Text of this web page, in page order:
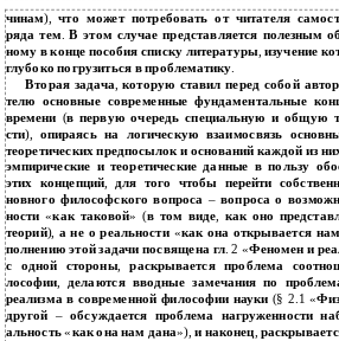
чинам),что может потребовать от читателя
ряда тем.В этом случае представляется полезным
ному в конце пособия списку литературы, изучение
глубоко погрузиться в проблематику.
Вторая задача,которую ставил перед собой автор
телю основные современные фундаментальные
времени (в первую очередь специальную и общую
сти), опираясь на логическую взаимосвязь
теоретических предпосылок и оснований каждой из
эмпирические и теоретические данные в пользу
этих концепций,для того чтобы перейти
новного философского вопроса –вопроса о
ности«как таковой» (в том виде, как оно
теорий), а не о реальности «как она открывается
полнению этой задачи посвящена гл. 2 «Феномен и
с одной стороны,раскрывается проблема
лософии,делаются вводные замечания по
реализма в современной философии науки (§ 2.1 «
другой –обсуждается проблема нагруженности
альность«как она нам дана»),и наконец,